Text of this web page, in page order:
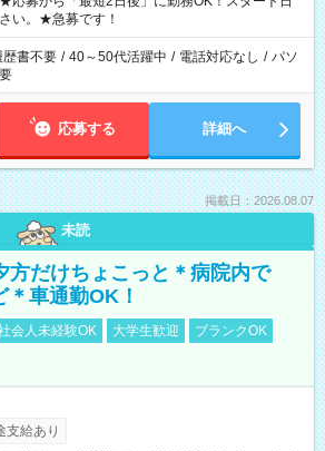
い。★急募です！
歴書不要 / 40～50代活躍中 / 電話対応なし / パソ
応募する 詳細へ
掲載日：2026.08.07
未読
方だけちょこっと＊病院内で
車通勤OK！
会人未経験OK 大学生歓迎
ブランクOK
支給あり